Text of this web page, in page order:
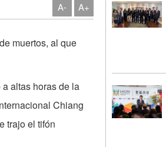
A- A+
muertos, al que
altas horas de la
Chiang
trajo el tifón